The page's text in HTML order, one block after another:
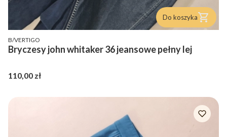
Do koszyka
PRODUCENT
B/VERTIGO
Bryczesy john whitaker 36 jeansowe pełny lej
Cena
110,00 zł